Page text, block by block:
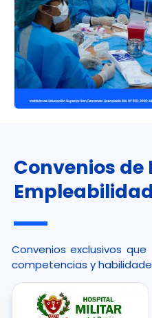
Convenios
Empleabilidad
Convenios exclusivos
competencias y